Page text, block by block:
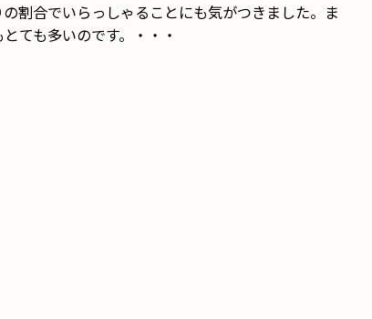
割合でいらっしゃることにも気がつきました。ま
ても多いのです。・・・